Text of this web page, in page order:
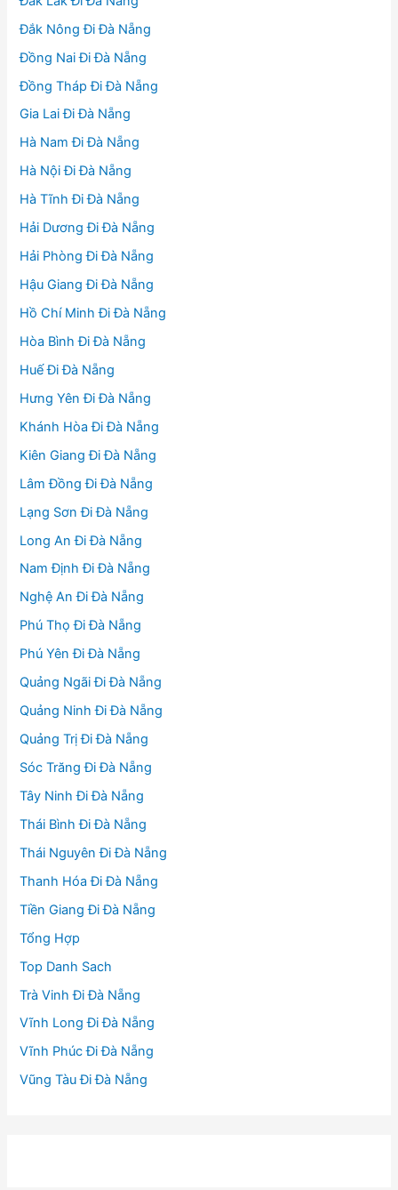
Đắk Nông Đi Đà Nẵng
Đồng Nai Đi Đà Nẵng
Đồng Tháp Đi Đà Nẵng
Gia Lai Đi Đà Nẵng
Hà Nam Đi Đà Nẵng
Hà Nội Đi Đà Nẵng
Hà Tĩnh Đi Đà Nẵng
Hải Dương Đi Đà Nẵng
Hải Phòng Đi Đà Nẵng
Hậu Giang Đi Đà Nẵng
Hồ Chí Minh Đi Đà Nẵng
Hòa Bình Đi Đà Nẵng
Huế Đi Đà Nẵng
Hưng Yên Đi Đà Nẵng
Khánh Hòa Đi Đà Nẵng
Kiên Giang Đi Đà Nẵng
Lâm Đồng Đi Đà Nẵng
Lạng Sơn Đi Đà Nẵng
Long An Đi Đà Nẵng
Nam Định Đi Đà Nẵng
Nghệ An Đi Đà Nẵng
Phú Thọ Đi Đà Nẵng
Phú Yên Đi Đà Nẵng
Quảng Ngãi Đi Đà Nẵng
Quảng Ninh Đi Đà Nẵng
Quảng Trị Đi Đà Nẵng
Sóc Trăng Đi Đà Nẵng
Tây Ninh Đi Đà Nẵng
Thái Bình Đi Đà Nẵng
Thái Nguyên Đi Đà Nẵng
Thanh Hóa Đi Đà Nẵng
Tiền Giang Đi Đà Nẵng
Tổng Hợp
Top Danh Sach
Trà Vinh Đi Đà Nẵng
Vĩnh Long Đi Đà Nẵng
Vĩnh Phúc Đi Đà Nẵng
Vũng Tàu Đi Đà Nẵng